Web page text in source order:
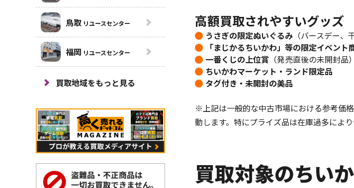
高額買取されやすいグッズ
うさぎの限定ぬいぐるみ （バースデー、
「まじかるちいかわ」等の限定イベント
一番くじの上位賞 （発売直後の未開封品）
ちいかわマーケット・ランド限定品
タグ付き・未開封の美品
※上記は一般的な中古市場における参考価
動します。特にプライズ品は在庫過多によ
買取対象のちい
鳥取 リユースセンター
福岡 リユースセンター
買取地域をもっと見る